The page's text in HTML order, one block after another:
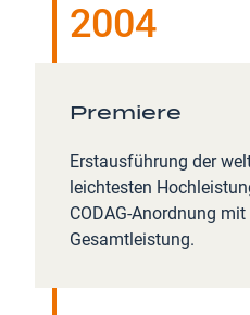
2004
Premiere
Erstausführung der
leichtesten
CODAG-Anordnung
Gesamtleistung.